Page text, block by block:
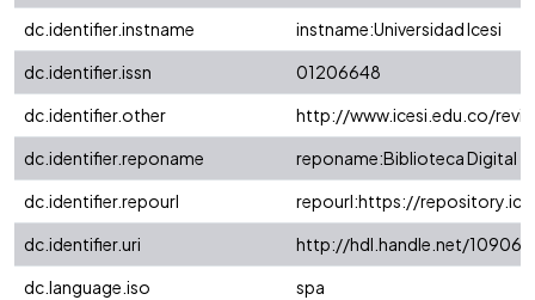
dc.identifier.instname
instname:Universidad Icesi
dc.identifier.issn
01206648
dc.identifier.other
http://www.icesi.edu.co/
dc.identifier.reponame
reponame:Biblioteca Digital
dc.identifier.repourl
repourl:https://
dc.identifier.uri
http://hdl.handle.net/10906/
dc.language.iso
spa